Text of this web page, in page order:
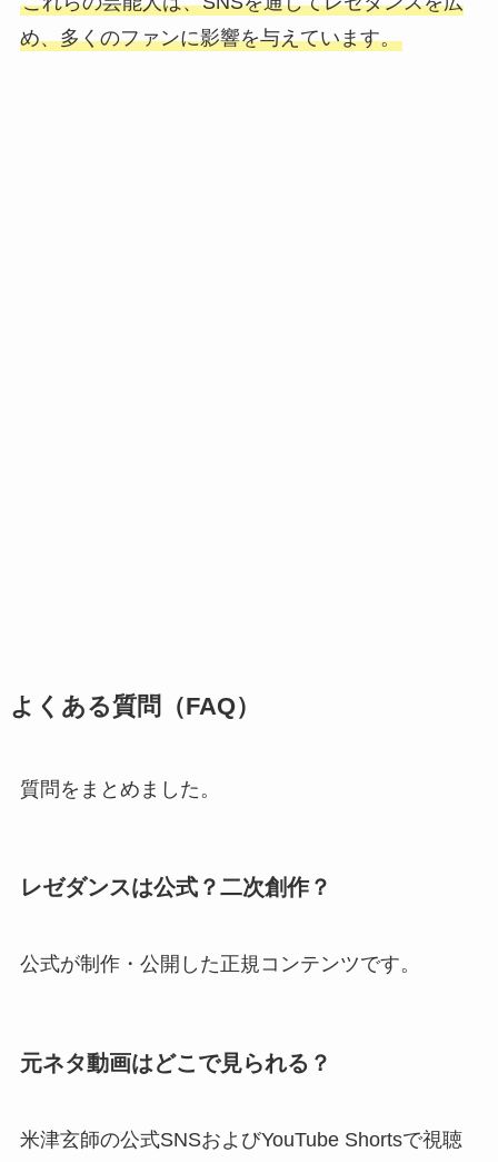
め、多くのファンに影響を与えています。
よくある質問（FAQ）
質問をまとめました。
レゼダンスは公式？二次創作？
公式が制作・公開した正規コンテンツです。
元ネタ動画はどこで見られる？
米津玄師の公式SNSおよびYouTube Shortsで視聴